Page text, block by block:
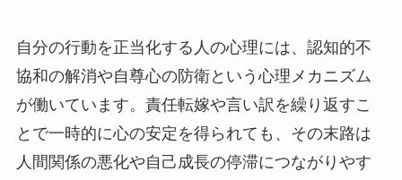
自分の行動を正当化する人の心理には、認知的不
協和の解消や自尊心の防衛という心理メカニズム
が働いています。責任転嫁や言い訳を繰り返すこ
とで一時的に心の安定を得られても、その末路は
人間関係の悪化や自己成長の停滞につながりやす